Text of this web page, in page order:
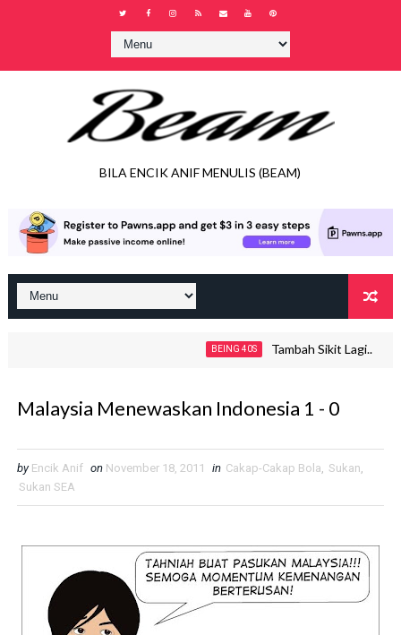
BILA ENCIK ANIF MENULIS (BEAM)
BEING 40S Tambah Sikit Lagi..
Malaysia Menewaskan Indonesia 1 - 0
by Encik Anif on November 18, 2011 in Cakap-Cakap Bola, Sukan,
Sukan SEA